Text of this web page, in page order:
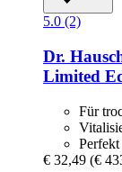
5.0 (2)
Dr.
Limited
Für
€ 32,49 (€